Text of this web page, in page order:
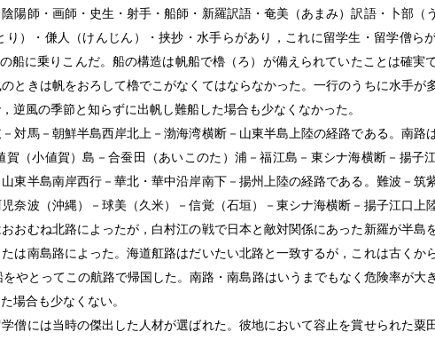
陽師・画師・史生・射手・船師・新羅訳語・奄美（あまみ）訳語・卜部（
り）・傔人（けんじん）・挟抄・水手らがあり，これに留学生・留学僧ら
船に乗りこんだ。船の構造は帆船で櫓（ろ）が備えられていたことは確実
ときは帆をおろして櫓でこがなくてはならなかった。一行のうちに水手が
風の季節と知らずに出帆し難船した場合も少なくなかった。
対馬－朝鮮半島西岸北上－渤海湾横断－山東半島上陸の経路である。南路
（小値賀）島－合蚕田（あいこのた）浦－福江島－東シナ海横断－揚子
東半島南岸西行－華北・華中沿岸南下－揚州上陸の経路である。難波－筑
奈波（沖縄）－球美（久米）－信覚（石垣）－東シナ海横断－揚子江口上
おむね北路によったが，白村江の戦で日本と敵対関係にあった新羅が半島
は南島路によった。海道舡路はだいたい北路と一致するが，これは古くか
やとってこの航路で帰国した。南路・南島路はいうまでもなく危険率が大
場合も少なくない。
僧には当時の傑出した人材が選ばれた。彼地において容止を賞せられた粟